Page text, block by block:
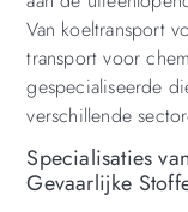
Van koeltransport
transport voor
gespecialiseerde
verschillende
Specialisaties
Gevaarlijke